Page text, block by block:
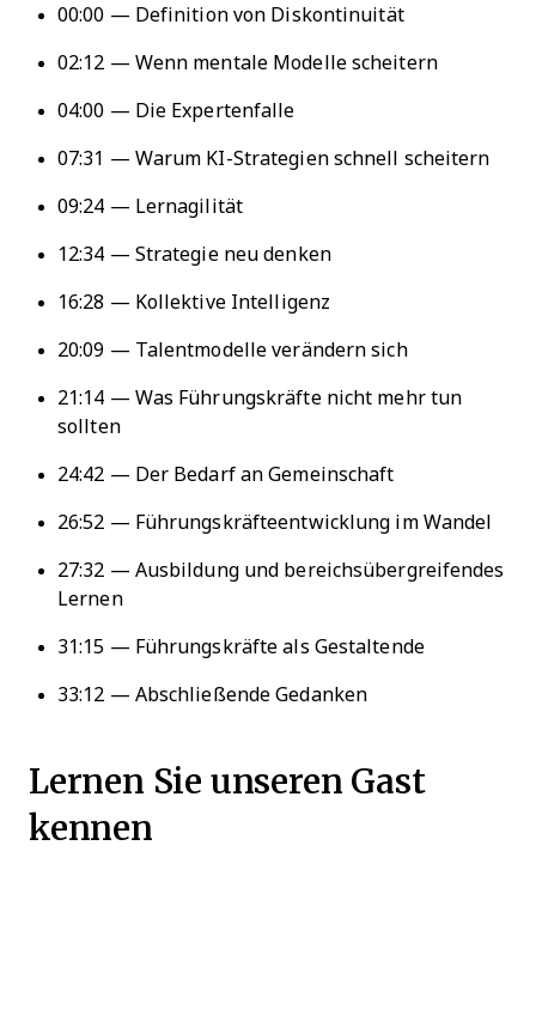
00:00 — Definition von Diskontinuität
02:12 — Wenn mentale Modelle scheitern
04:00 — Die Expertenfalle
07:31 — Warum KI-Strategien schnell scheitern
09:24 — Lernagilität
12:34 — Strategie neu denken
16:28 — Kollektive Intelligenz
20:09 — Talentmodelle verändern sich
21:14 — Was Führungskräfte nicht mehr tun
sollten
24:42 — Der Bedarf an Gemeinschaft
26:52 — Führungskräfteentwicklung im Wandel
27:32 — Ausbildung und bereichsübergreifendes
Lernen
31:15 — Führungskräfte als Gestaltende
33:12 — Abschließende Gedanken
Lernen Sie unseren Gast
kennen